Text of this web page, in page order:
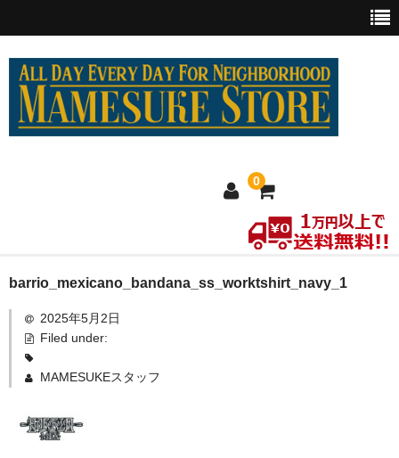
0
ホーム
MEXICO買い付け
新商品
全商品（ウェア）
barrio_mexicano_bandana_ss_worktshirt_navy_1
2025年5月2日
Filed under:
MAMESUKEスタッフ